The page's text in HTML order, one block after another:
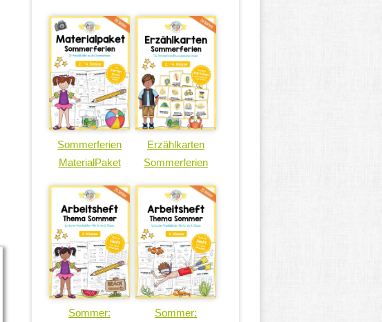
Sommerferien
MaterialPaket
Erzählkarten
Sommerferien
Sommer:
Sommer: